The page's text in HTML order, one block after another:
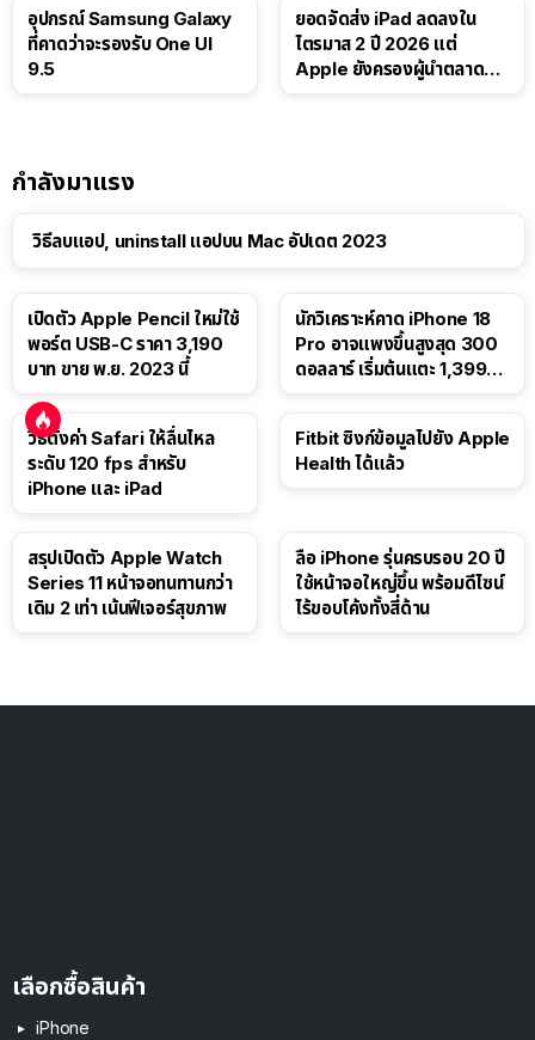
อุปกรณ์ Samsung Galaxy
ที่คาดว่าจะรองรับ One UI
9.5
ยอดจัดส่ง iPad ลดลงใน
ไตรมาส 2 ปี 2026 แต่
Apple ยังครองผู้นำตลาด
กำลังมาแรง
วิธีลบแอป, uninstall แอปบน Mac อัปเดต 2023
เปิดตัว Apple Pencil ใหม่ใช้
พอร์ต USB-C ราคา 3,190
บาท ขาย พ.ย. 2023 นี้
นักวิเคราะห์คาด iPhone 18
Pro อาจแพงขึ้นสูงสุด 300
ดอลลาร์ เริ่มต้นแตะ 1,399
วิธีตั้งค่า Safari ให้ลื่นไหล
ระดับ 120 fps สำหรับ
iPhone และ iPad
Fitbit ซิงก์ข้อมูลไปยัง Apple
Health ได้แล้ว
สรุปเปิดตัว Apple Watch
Series 11 หน้าจอทนทานกว่า
เดิม 2 เท่า เน้นฟีเจอร์สุขภาพ
ลือ iPhone รุ่นครบรอบ 20 ปี
ใช้หน้าจอใหญ่ขึ้น พร้อมดีไซน์
ไร้ขอบโค้งทั้งสี่ด้าน
เลือกซื้อสินค้า
iPhone